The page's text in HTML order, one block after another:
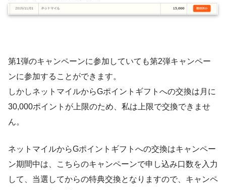
第1弾のキャンペーンに参加していても第2弾キャンペー
ンに参加することができます。
しかしネットマイルからGポイントギフトへの交換は月に
30,000ポイントが上限のため、私は上限で交換できませ
ん。
ネットマイルからGポイントギフトへの交換はキャンペー
ン期間中は、こちらのキャンペーンで申し込み口数を入力
して、当選してからの特典交換となりますので、キャンペ